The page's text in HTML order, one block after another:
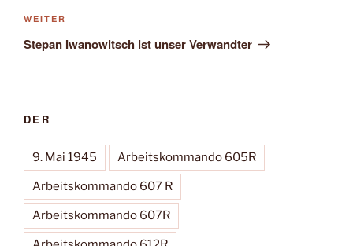
Nächster
Beitrag
WEITER
Stepan Iwanowitsch ist unser Verwandter
DER
9. Mai 1945 Arbeitskommando 605R
Arbeitskommando 607 R
Arbeitskommando 607R